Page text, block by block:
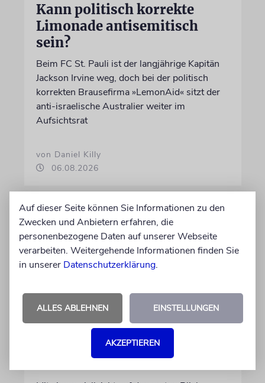
Kann politisch korrekte
Limonade antisemitisch
sein?
Beim FC St. Pauli ist der langjährige Kapitän
Jackson Irvine weg, doch bei der politisch
korrekten Brausefirma »LemonAid« sitzt der
anti-israelische Australier weiter im
Aufsichtsrat
von Daniel Killy
06.08.2026
KOMMENTAR
Landtagswahlkampf mit
Auf dieser Seite können Sie Informationen zu den
Zwecken und Anbietern erfahren, die
personenbezogene Daten auf unserer Webseite
verarbeiten. Weitergehende Informationen finden Sie
in unserer Datenschutzerklärung.
ALLES ABLEHNEN EINSTELLUNGEN
AKZEPTIEREN